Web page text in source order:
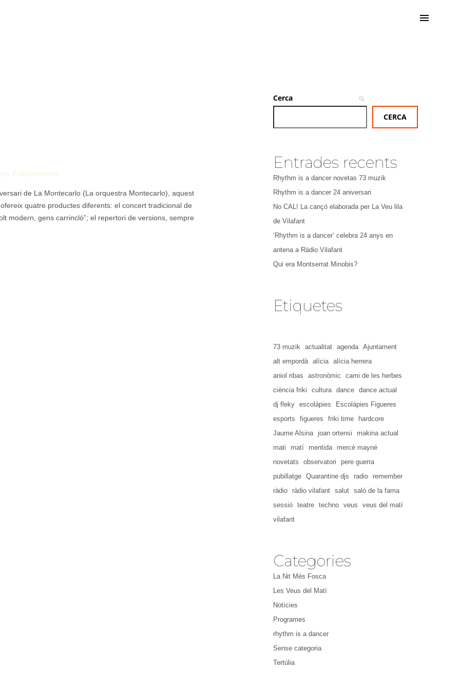
/ NO COMMENTS
de La Montecarlo (La orquestra Montecarlo), aquest
quatre productes diferents: el concert tradicional de
modern, gens carrincló”; el repertori de versions, sempre
Cerca
CERCA
Entrades recents
Rhythm is a dancer novetas 73 muzik
Rhythm is a dancer 24 aniversari
No CAL! La cançó elaborada per La Veu lila
de Vilafant
‘Rhythm is a dancer’ celebra 24 anys en
antena a Ràdio Vilafant
Qui era Montserrat Minobis?
Etiquetes
73 muzik actualitat agenda
Ajuntament
alt empordà
alícia
alícia herrera
aniol ribas
astronòmic
cami de les herbes
ciència friki
cultura dance
dance actual
dj fleky
escolàpies
Escolàpies Figueres
esports
figueres friki time
hardcore
Jaume Alsina
joan ortensi
makina actual
mati
matí mentida
mercè mayné
novetats
observatori
pere guerra
pubillatge
Quarantine djs radio
remember
ràdio
ràdio vilafant salut
saló de la fama
sessió
teatre techno veus
veus del matí
vilafant
Categories
La Nit Més Fosca
Les Veus del Matí
Notícies
Programes
rhythm is a dancer
Sense categoria
Tertúlia